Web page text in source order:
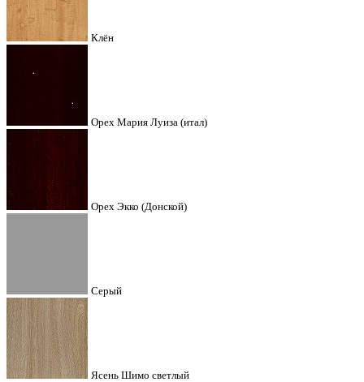
Клён
Орех Мария Луиза (итал)
Орех Экко (Донской)
Серый
Ясень Шимо светлый